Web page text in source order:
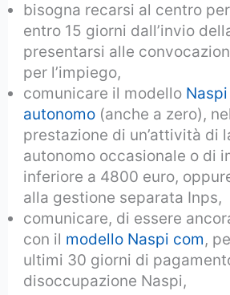
bisogna recarsi al centro
entro 15 giorni dall’invio
presentarsi alle
per l’impiego,
comunicare il modello
autonomo (anche a zero),
prestazione di un’attività di
autonomo occasionale o di
inferiore a 4800 euro,
alla gestione separata Inps,
comunicare, di essere
con il modello Naspi com,
ultimi 30 giorni di
disoccupazione Naspi,